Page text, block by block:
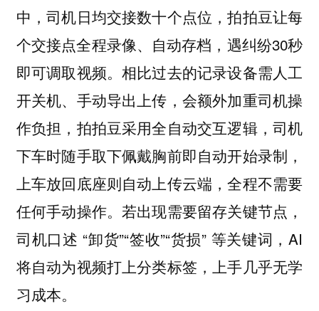
中，司机日均交接数十个点位，拍拍豆让每
个交接点全程录像、自动存档，遇纠纷30秒
即可调取视频。相比过去的记录设备需人工
开关机、手动导出上传，会额外加重司机操
作负担，拍拍豆采用全自动交互逻辑，司机
下车时随手取下佩戴胸前即自动开始录制，
上车放回底座则自动上传云端，全程不需要
任何手动操作。若出现需要留存关键节点，
司机口述 “卸货”“签收”“货损” 等关键词，AI
将自动为视频打上分类标签，上手几乎无学
习成本。